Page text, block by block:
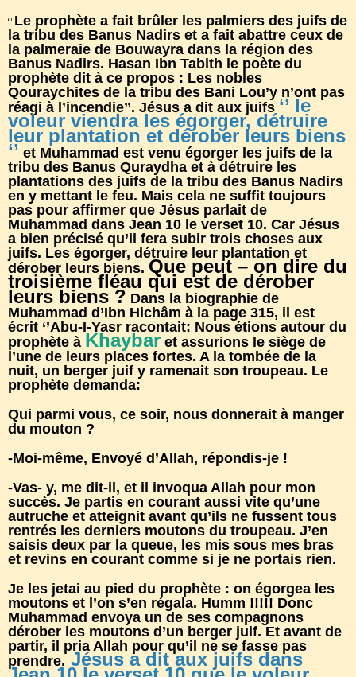
‘’ Le prophète a fait brûler les palmiers des juifs de
la tribu des Banus Nadirs et a fait abattre ceux de
la palmeraie de Bouwayra dans la région des
Banus Nadirs. Hasan Ibn Tabith le poète du
prophète dit à ce propos : Les nobles
Qouraychites de la tribu des Bani Lou’y n’ont pas
réagi à l’incendie’’. Jésus a dit aux juifs ‘’ le
voleur viendra les égorger, détruire
leur plantation et dérober leurs biens
‘’ et Muhammad est venu égorger les juifs de la
tribu des Banus Quraydha et à détruire les
plantations des juifs de la tribu des Banus Nadirs
en y mettant le feu. Mais cela ne suffit toujours
pas pour affirmer que Jésus parlait de
Muhammad dans Jean 10 le verset 10. Car Jésus
a bien précisé qu’il fera subir trois choses aux
juifs. Les égorger, détruire leur plantation et
dérober leurs biens. Que peut – on dire du
troisième fléau qui est de dérober
leurs biens ? Dans la biographie de
Muhammad d’Ibn Hichâm à la page 315, il est
écrit ‘’Abu-I-Yasr racontait: Nous étions autour du
prophète à Khaybar et assurions le siège de
l’une de leurs places fortes. A la tombée de la
nuit, un berger juif y ramenait son troupeau. Le
prophète demanda:
Qui parmi vous, ce soir, nous donnerait à manger
du mouton ?
-Moi-même, Envoyé d’Allah, répondis-je !
-Vas- y, me dit-il, et il invoqua Allah pour mon
succès. Je partis en courant aussi vite qu’une
autruche et atteignit avant qu’ils ne fussent tous
rentrés les derniers moutons du troupeau. J’en
saisis deux par la queue, les mis sous mes bras
et revins en courant comme si je ne portais rien.
Je les jetai au pied du prophète : on égorgea les
moutons et l’on s’en régala. Humm !!!!! Donc
Muhammad envoya un de ses compagnons
dérober les moutons d’un berger juif. Et avant de
partir, il pria Allah pour qu’il ne se fasse pas
prendre.Jésus a dit aux juifs dans